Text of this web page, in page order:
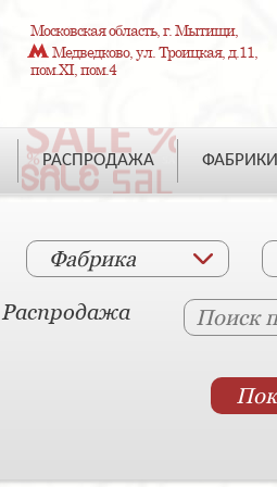
Московская область, г. Мытищи,
Медведково, ул. Троицкая, д.11,
пом.XI, пом.4
РАСПРОДАЖА ФАБРИКИ
Фабрика
Распродажа